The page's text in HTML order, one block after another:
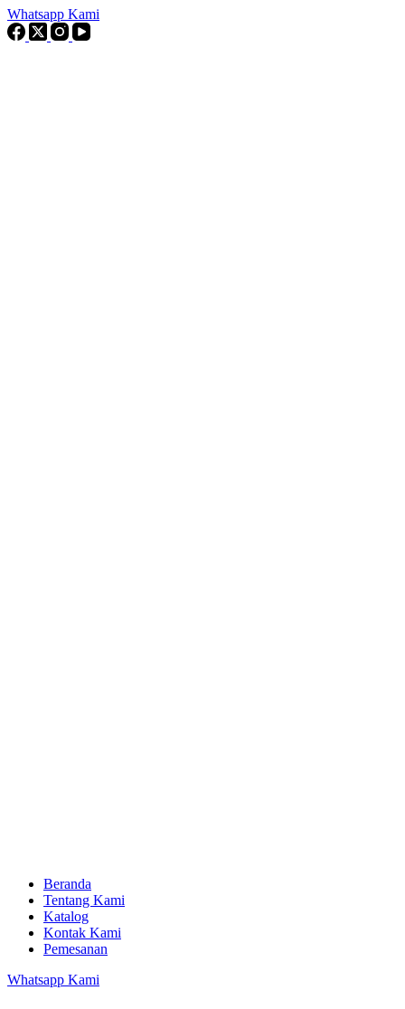
Whatsapp Kami
Beranda
Tentang Kami
Katalog
Kontak Kami
Pemesanan
Whatsapp Kami